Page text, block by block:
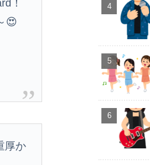
！
😍
厚か